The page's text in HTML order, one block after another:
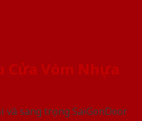
Cửa Vòm Nhựa
và sang trọng SaiGonDoor